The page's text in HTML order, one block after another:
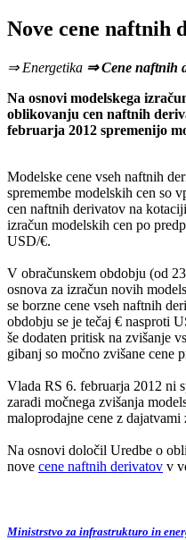
Nove cene naftnih
⇒ Energetika ⇒ Cene naftnih
Na osnovi modelskega
oblikovanju cen naftnih
februarja 2012 spremenijo
Modelske cene vseh naftnih
spremembe modelskih cen so
cen naftnih derivatov na
izračun modelskih cen po
USD/€.
V obračunskem obdobju (od
osnova za izračun novih
se borzne cene vseh naftnih
obdobju se je tečaj € nasproti
še dodaten pritisk na zvišanje
gibanj so močno zvišane cene
Vlada RS 6. februarja 2012 ni
zaradi močnega zvišanja
maloprodajne cene z dajatvami
Na osnovi določil Uredbe o
nove cene naftnih derivatov v
Ministrstvo za infrastrukturo in